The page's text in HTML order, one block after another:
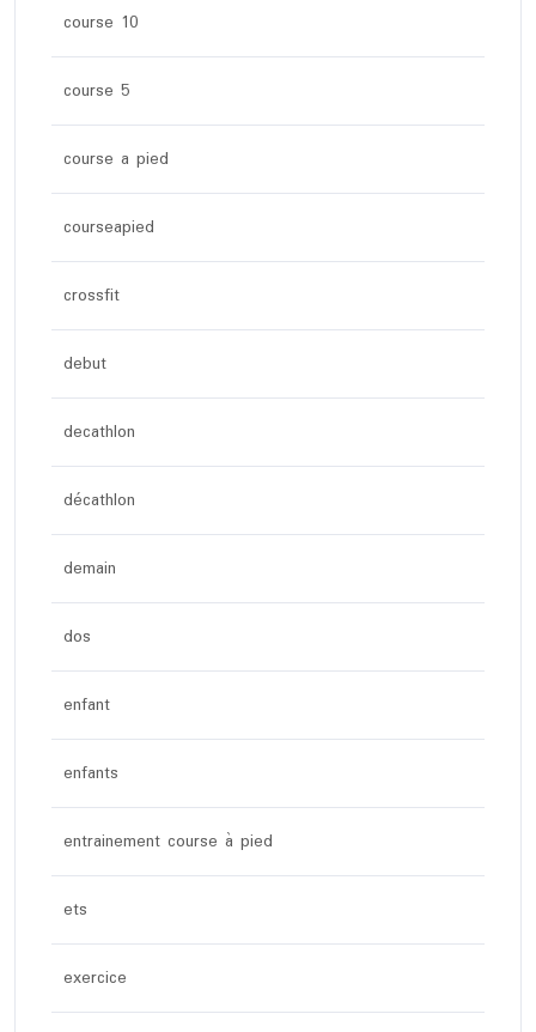
course 10
course 5
course a pied
courseapied
crossfit
debut
decathlon
décathlon
demain
dos
enfant
enfants
entrainement course à pied
ets
exercice